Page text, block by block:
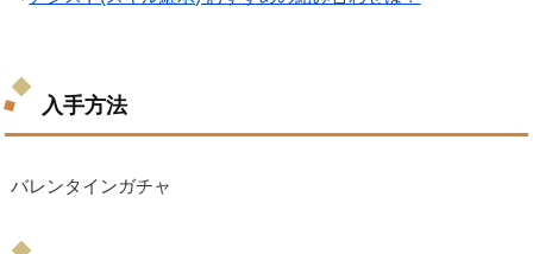
入手方法
バレンタインガチャ